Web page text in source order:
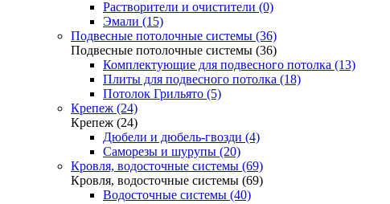
Растворители и очистители (0)
Эмали (15)
Подвесные потолочные системы (36)
Подвесные потолочные системы (36)
Комплектующие для подвесного потолка (13)
Плиты для подвесного потолка (18)
Потолок Грильято (5)
Крепеж (24)
Крепеж (24)
Дюбели и дюбель-гвозди (4)
Саморезы и шурупы (20)
Кровля, водосточные системы (69)
Кровля, водосточные системы (69)
Водосточные системы (40)